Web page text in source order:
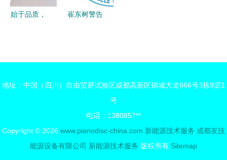
始于品质，
崔东树警告
性隐忧
地址：中国（四川）自由贸易试验区成都高新区锦城大道666号3栋9层1
号
电话：1380857**
Copyright © 2026 www.pianodisc-china.com 新能源技术服务 成都友技
能源设备有限公司 新能源技术服务 版权所有 Sitemap